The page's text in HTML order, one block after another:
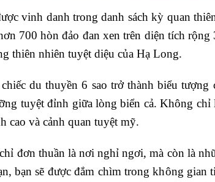
vinh danh trong danh sách kỳ quan
700 hòn đảo đan xen trên diện tích
thiên nhiên tuyệt diệu của Hạ Long.
du thuyền 6 sao trở thành biểu tượng
tuyệt đỉnh giữa lòng biển cả. Không
cao và cảnh quan tuyệt mỹ.
đơn thuần là nơi nghỉ ngơi, mà còn là
bạn sẽ được đắm chìm trong không